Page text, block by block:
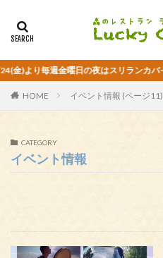
曜日の夜はスリランカバイキング🇱🇰
HOME イベント情報 (ページ11)
CATEGORY
イベント情報